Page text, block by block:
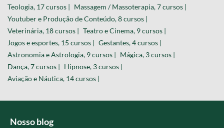
Teologia, 17 cursos | Massagem / Massoterapia, 7 cursos |
Youtuber e Produção de Conteúdo, 8 cursos |
Veterinária, 18 cursos | Teatro e Cinema, 9 cursos |
Jogos e esportes, 15 cursos | Gestantes, 4 cursos |
Astronomia e Astrologia, 9 cursos | Mágica, 3 cursos |
Dança, 7 cursos | Hipnose, 3 cursos |
Aviação e Náutica, 14 cursos |
Nosso blog